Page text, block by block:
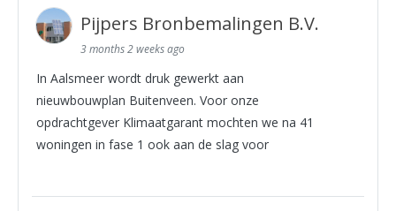
Pijpers Bronbemalingen B.V.
3 months 2 weeks ago
In Aalsmeer wordt druk gewerkt aan
nieuwbouwplan Buitenveen. Voor onze
opdrachtgever Klimaatgarant mochten we na 41
woningen in fase 1 ook aan de slag voor